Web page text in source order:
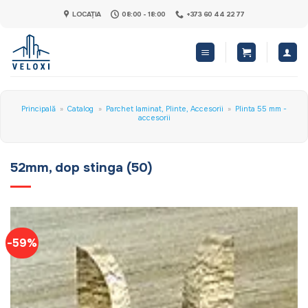
content
LOCAȚIA 08:00 - 18:00 +373 60 44 22 77
Principală » Catalog » Parchet laminat, Plinte, Accesorii » Plinta 55 mm -
accesorii
52mm, dop stinga (50)
-59%